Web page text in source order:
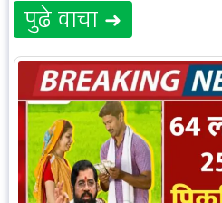
पुढे वाचा ➜